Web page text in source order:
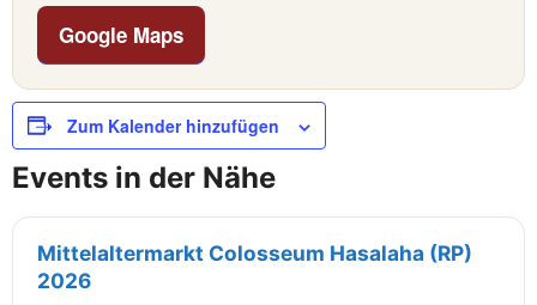
Google Maps
Zum Kalender hinzufügen
Events in der Nähe
Mittelaltermarkt Colosseum Hasalaha (RP)
2026